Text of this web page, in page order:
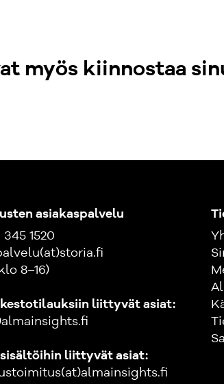
Oikeudet ja
seuraamukset
työsuhteessa
Tekijät
toiminut 26
julkaissut
toimii
OTK, VT
lakimiehenä
myös kiinnostaa
asiakaspalvelu
1520
8–16)
kestotilauksiin liittyvät asiat:
sisältöihin liittyvät asiat: